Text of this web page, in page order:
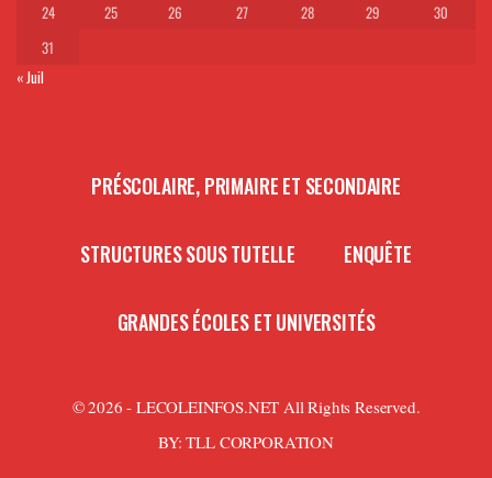
24
25 26 27 28 29
30
31
« Juil
PRÉSCOLAIRE, PRIMAIRE ET SECONDAIRE
STRUCTURES SOUS TUTELLE ENQUÊTE
GRANDES ÉCOLES ET UNIVERSITÉS
© 2026 - LECOLEINFOS.NET All Rights Reserved.
BY:TLL CORPORATION